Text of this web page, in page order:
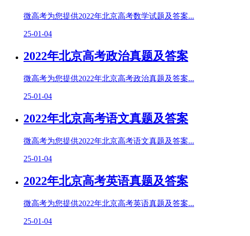
微高考为您提供2022年北京高考数学试题及答案...
25-01-04
2022年北京高考政治真题及答案
微高考为您提供2022年北京高考政治真题及答案...
25-01-04
2022年北京高考语文真题及答案
微高考为您提供2022年北京高考语文真题及答案...
25-01-04
2022年北京高考英语真题及答案
微高考为您提供2022年北京高考英语真题及答案...
25-01-04